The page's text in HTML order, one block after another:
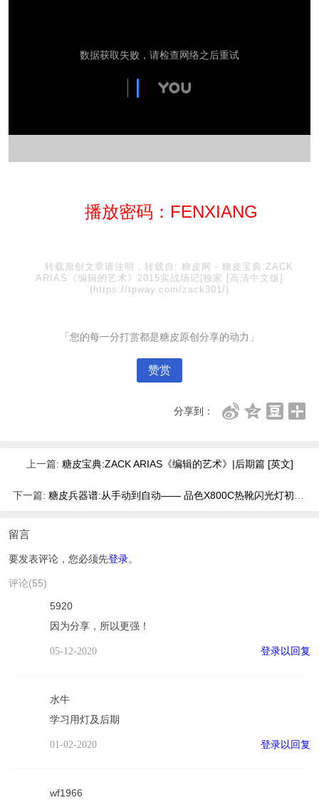
播放密码：FENXIANG
转载原创文章请注明，转载自: 糖皮网 - 糖皮宝典:ZACK
ARIAS《编辑的艺术》2015实战场记|独家 [高清中文版]
(https://tpway.com/zack301/)
「您的每一分打赏都是糖皮原创分享的动力」
赞赏
分享到：
上一篇: 糖皮宝典:ZACK ARIAS《编辑的艺术》|后期篇 [英文]
下一篇: 糖皮兵器谱:从手动到自动—— 品色X800C热靴闪光灯初遇|甘肃站[原创]
留言
要发表评论，您必须先登录。
评论(55)
5920
因为分享，所以更强！
05-12-2020 登录以回复
水牛
学习用灯及后期
01-02-2020 登录以回复
wf1966